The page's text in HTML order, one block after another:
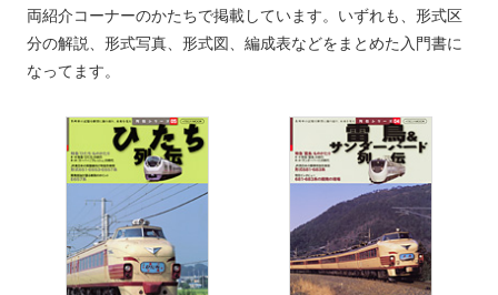
両紹介コーナーのかたちで掲載しています。いずれも、形式区
分の解説、形式写真、形式図、編成表などをまとめた入門書に
なってます。